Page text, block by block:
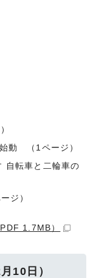
動 （1ページ）
自転車と二輪車の
ジ）
1.7MB）
10日）